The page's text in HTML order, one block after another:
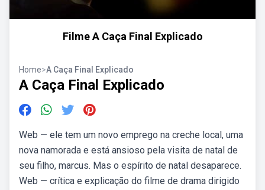
Filme A Caça Final Explicado
Home>A Caça Final Explicado
A Caça Final Explicado
Web — ele tem um novo emprego na creche local, uma
nova namorada e está ansioso pela visita de natal de
seu filho, marcus. Mas o espírito de natal desaparece.
Web — crítica e explicação do filme de drama dirigido